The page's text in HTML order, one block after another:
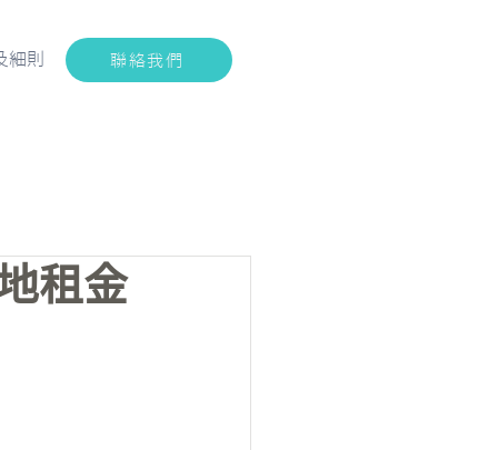
細則 聯絡我們
租金